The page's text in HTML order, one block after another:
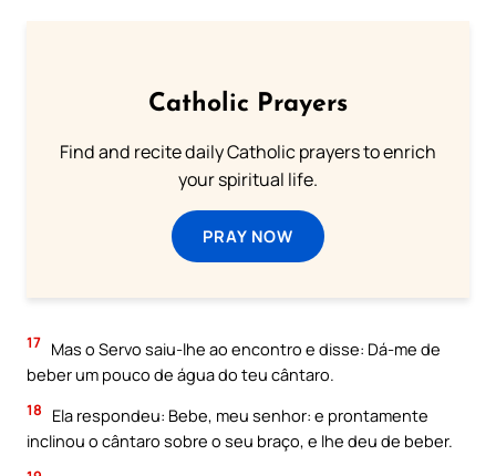
Catholic Prayers
Find and recite daily Catholic prayers to enrich
your spiritual life.
PRAY NOW
17 Mas o Servo saiu-lhe ao encontro e disse: Dá-me de
beber um pouco de água do teu cântaro.
18
Ela respondeu: Bebe, meu senhor: e prontamente
inclinou o cântaro sobre o seu braço, e lhe deu de beber.